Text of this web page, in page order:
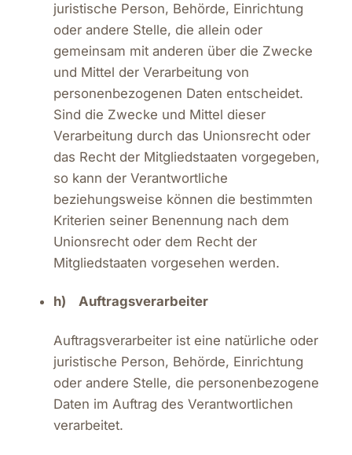
juristische Person, Behörde, Einrichtung
oder andere Stelle, die allein oder
gemeinsam mit anderen über die Zwecke
und Mittel der Verarbeitung von
personenbezogenen Daten entscheidet.
Sind die Zwecke und Mittel dieser
Verarbeitung durch das Unionsrecht oder
das Recht der Mitgliedstaaten vorgegeben,
so kann der Verantwortliche
beziehungsweise können die bestimmten
Kriterien seiner Benennung nach dem
Unionsrecht oder dem Recht der
Mitgliedstaaten vorgesehen werden.
h) Auftragsverarbeiter
Auftragsverarbeiter ist eine natürliche oder
juristische Person, Behörde, Einrichtung
oder andere Stelle, die personenbezogene
Daten im Auftrag des Verantwortlichen
verarbeitet.